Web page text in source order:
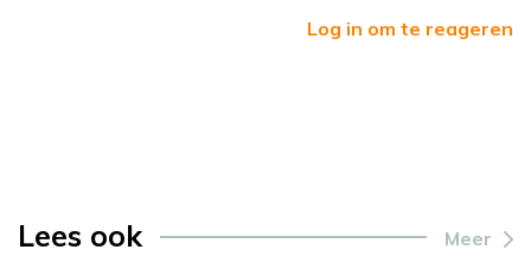
Log in om te reageren
Lees ook Meer